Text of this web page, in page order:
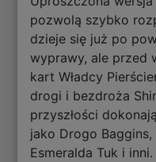
pozwolą szybko
dzieje się już po
wyprawy, ale przed
kart Władcy
drogi i bezdroża
przyszłości
jako Drogo
Esmeralda Tuk i inni.